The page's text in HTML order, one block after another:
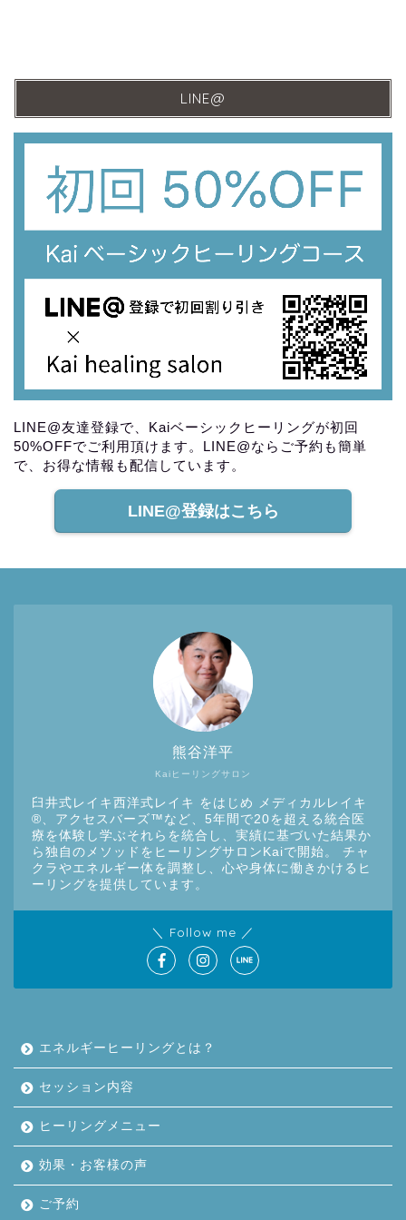
LINE@
LINE@友達登録で、Kaiベーシックヒーリングが初回
50%OFFでご利用頂けます。LINE@ならご予約も簡単
で、お得な情報も配信しています。
LINE@登録はこちら
Kaiヒーリングサロン
熊谷洋平
臼井式レイキ西洋式レイキ をはじめ メディカルレイキ
®︎、アクセスバーズ™など、5年間で20を超える統合医
療を体験し学ぶそれらを統合し、実績に基づいた結果か
ら独自のメソッドをヒーリングサロンKaiで開始。 チャ
クラやエネルギー体を調整し、心や身体に働きかけるヒ
ーリングを提供しています。
＼ Follow me ／
エネルギーヒーリングとは？
セッション内容
ヒーリングメニュー
効果・お客様の声
ご予約